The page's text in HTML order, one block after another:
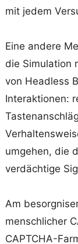
mit jedem
Eine andere
die Simulation
von Headless
Interaktionen:
umgehen, die
verdächtige
Am
menschlicher
CAPTCHA-